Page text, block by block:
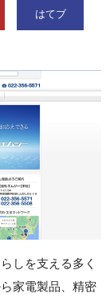
はてブ
しを支える多く
家電製品、精密